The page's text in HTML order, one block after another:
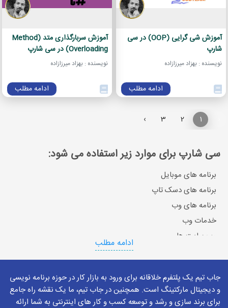
آموزش شی گرایی (OOP) در سی
شارپ
نویسنده : بهزاد میرزازاده
ادامه مطلب
آموزش سربارگذاری متد (Method
Overloading) در سی شارپ
نویسنده : بهزاد میرزازاده
ادامه مطلب
1
2
3
›
سی شارپ برای موارد زیر استفاده می شود:
برنامه های موبایل
برنامه های دسک تاپ
برنامه های وب
خدمات وب
وب سایت ها
برنامه های پایگاه داده
و ...
ادامه مطلب
جاب تیم یک پلتفرم خلاقانه برای ورود به بازار کار در حوزه برنامه نویسی
و دیجیتال مارکتینگ است. همچنین در جاب تیم، ما یک نقشه راه جامع
برای برند سازی و رشد و توسعه کسب و کار های اینترنتی به شما ارائه